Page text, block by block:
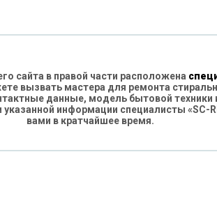
сайта в правой части расположена
вызвать мастера для ремонта
данные, модель бытовой техники
информации специалисты «SC-
вами в кратчайшее время.